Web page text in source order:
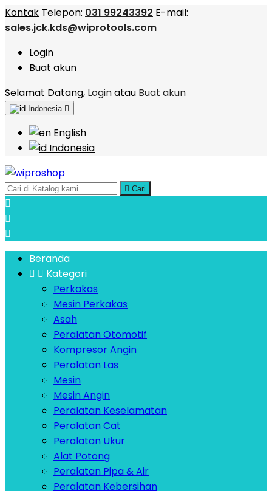
Kontak Telepon: 031 99243392 E-mail:
sales.jck.kds@wiprotools.com
Login
Buat akun
Selamat Datang, Loginatau Buat akun
Indonesia 
English
Indonesia
 Cari



Beranda
  Kategori
Perkakas
Mesin Perkakas
Asah
Peralatan Otomotif
Kompresor Angin
Peralatan Las
Mesin
Mesin Angin
Peralatan Keselamatan
Peralatan Cat
Peralatan Ukur
Alat Potong
Peralatan Pipa & Air
Peralatan Kebersihan